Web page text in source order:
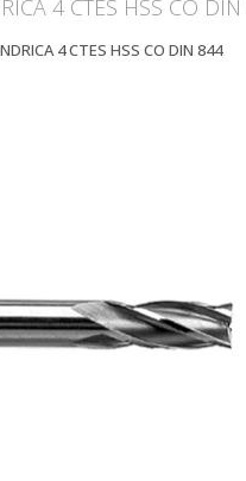
4 CTES HSS CO
4 CTES HSS CO DIN 844
VIEW